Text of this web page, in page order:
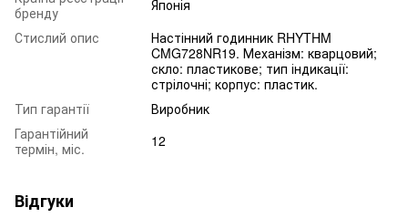
бренду
Японія
Стислий опис
Настінний годинник RHYTHM
CMG728NR19. Механізм: кварцовий;
скло: пластикове; тип індикації:
стрілочні; корпус: пластик.
Тип гарантії
Виробник
Гарантійний
термін, міс.
12
Відгуки